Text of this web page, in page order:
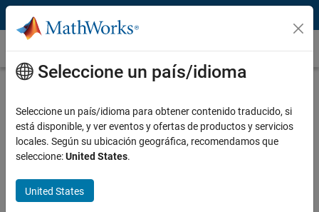
Saltar al contenido
Descomposición empírica en modos
en modos
La descomposición empírica en modos (EMD) es una técnica de
multirresolución adaptativa de datos para descomponer una señal
en componentes físicamente significativos. La EMD se puede utilizar
para analizar señales no lineales y no estacionarias dividiéndolas en
componentes con diferentes resoluciones. Comúnmente, EMD se
Seleccione un país/idioma
Seleccione un país/idioma para obtener contenido traducido, si
está disponible, y ver eventos y ofertas de productos y servicios
locales. Según su ubicación geográfica, recomendamos que
seleccione:United States.
United States